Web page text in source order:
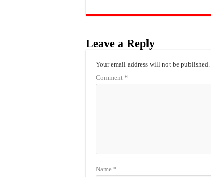
Leave a Reply
Your email address will not be published.
Comment *
Name *